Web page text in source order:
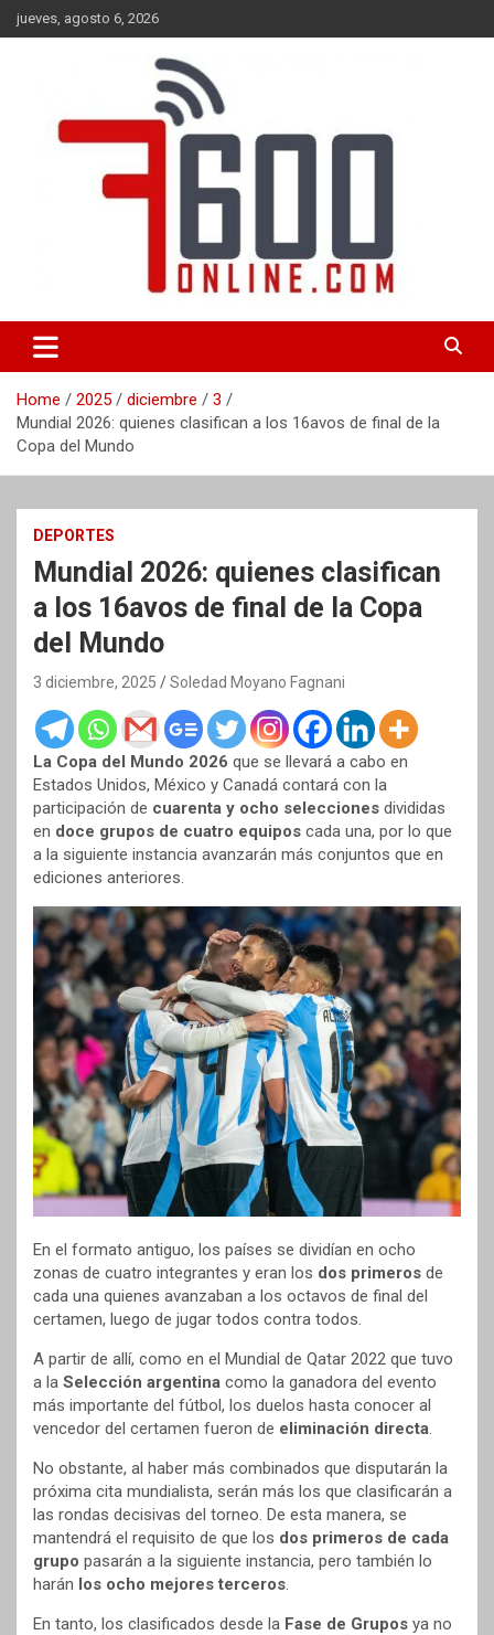
Skip
to
jueves, agosto 6, 2026
7600 online
nacional e internacional, deportiva y cultural.
Home 2025 diciembre
3
Mundial 2026: quienes clasifican a los 16avos de final de la
Copa del Mundo
DEPORTES
Mundial 2026: quienes clasifican
a los 16avos de final de la Copa
del Mundo
3 diciembre, 2025 Soledad Moyano Fagnani
La Copa del Mundo 2026 que se llevará a cabo en
Estados Unidos, México y Canadá contará con la
participación de cuarenta y ocho selecciones divididas
en doce grupos de cuatro equipos cada una, por lo que
a la siguiente instancia avanzarán más conjuntos que en
ediciones anteriores.
En el formato antiguo, los países se dividían en ocho
zonas de cuatro integrantes y eran los dos primeros de
cada una quienes avanzaban a los octavos de final del
certamen, luego de jugar todos contra todos.
A partir de allí, como en el Mundial de Qatar 2022 que tuvo
a la Selección argentina como la ganadora del evento
más importante del fútbol, los duelos hasta conocer al
vencedor del certamen fueron de eliminación directa.
No obstante, al haber más combinados que disputarán la
próxima cita mundialista, serán más los que clasificarán a
las rondas decisivas del torneo. De esta manera, se
mantendrá el requisito de que los dos primeros de cada
grupo pasarán a la siguiente instancia, pero también lo
harán los ocho mejores terceros.
En tanto, los clasificados desde la Fase de Grupos ya no